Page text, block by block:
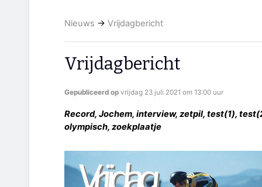
Nieuws → Vrijdagbericht
Vrijdagbericht
Gepubliceerd op vrijdag 23 juli 2021 om 13:00 uur
Record, Jochem, interview, zetpil, test(1),
olympisch, zoekplaatje